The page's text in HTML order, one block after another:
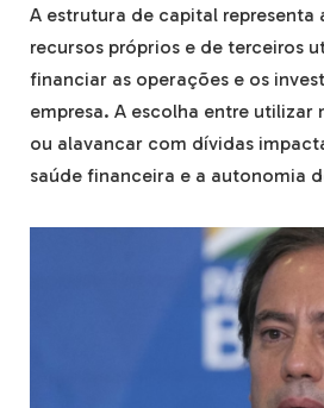
A estrutura de capital representa
recursos próprios e de terceiros
financiar as operações e os
empresa. A escolha entre utilizar
ou alavancar com dívidas
saúde financeira e a autonomia